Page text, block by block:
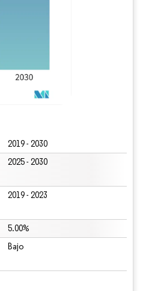
2019 - 2030
2025 - 2030
2019 - 2023
5.00%
Bajo